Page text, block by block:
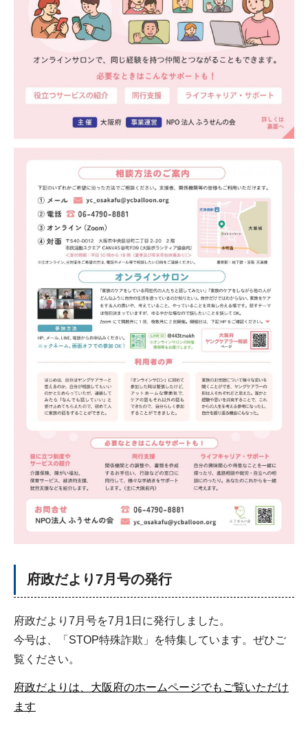
府政だより7月号の発行
府政だより7月号を7月1日に発行しました。
今号は、「STOP特殊詐欺」を特集しています。ぜひご
覧ください。
府政だよりは、大阪府のホームページでもご覧いただけ
ます